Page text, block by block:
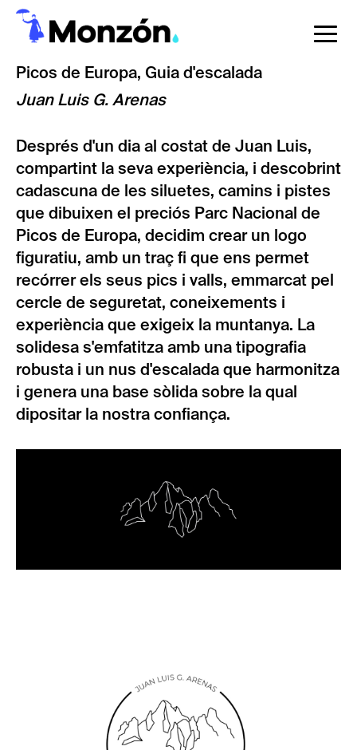
Vés
Picos de Europa, Guia d'escalada
Juan Luis G. Arenas
Després d'un dia al costat de Juan Luis,
compartint la seva experiència, i descobrint
cadascuna de les siluetes, camins i pistes
que dibuixen el preciós Parc Nacional de
Picos de Europa, decidim crear un logo
figuratiu, amb un traç fi que ens permet
recórrer els seus pics i valls, emmarcat pel
cercle de seguretat, coneixements i
experiència que exigeix la muntanya. La
solidesa s'emfatitza amb una tipografia
robusta i un nus d'escalada que harmonitza
i genera una base sòlida sobre la qual
dipositar la nostra confiança.